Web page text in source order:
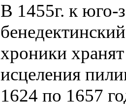
В 1455г. к юго-
хроники
исцеления
1624 по 1657